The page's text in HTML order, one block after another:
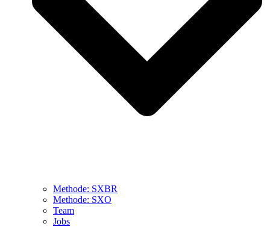
Methode: SXBR
Methode: SXO
Team
Jobs